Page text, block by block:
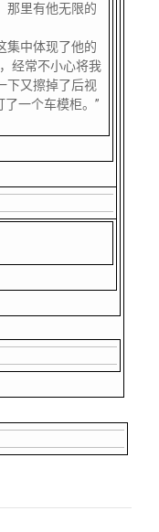
那里有他无限的
集中体现了他的
经常不小心将我
下又擦掉了后视
了一个车模柜。”